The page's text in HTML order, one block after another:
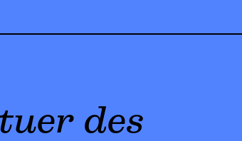
des